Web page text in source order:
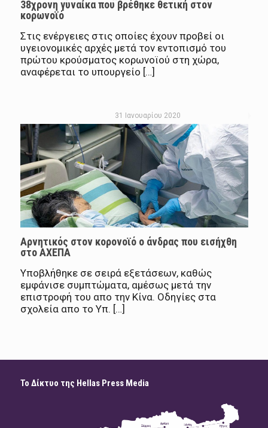
38χρονη γυναίκα που βρέθηκε θετική στον
κορωνοϊό
Στις ενέργειες στις οποίες έχουν προβεί οι
υγειονομικές αρχές μετά τον εντοπισμό του
πρώτου κρούσματος κορωνοϊού στη χώρα,
αναφέρεται το υπουργείο […]
31 Ιανουαρίου 2020
Αρνητικός στον κορονοϊό ο άνδρας που εισήχθη
στο ΑΧΕΠΑ
Υποβλήθηκε σε σειρά εξετάσεων, καθώς
εμφάνισε συμπτώματα, αμέσως μετά την
επιστροφή του απο την Κίνα. Οδηγίες στα
σχολεία απο το Υπ. […]
Το Δίκτυο της Hellas Press Media